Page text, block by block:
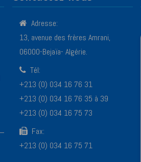
Adresse:
13, avenue des frères Amrani,
06000-Bejaïa- Algérie.
Tél:
+213 (0) 034 16 76 31
+213 (0) 034 16 76 35 à 39
+213 (0) 034 16 75 73
Fax:
+213 (0) 034 16 75 71